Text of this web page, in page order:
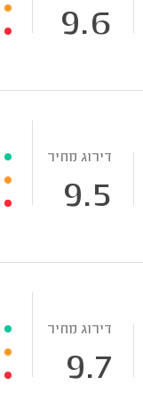
9.6
דירוג מחיר
9.5
דירוג מחיר
9.7